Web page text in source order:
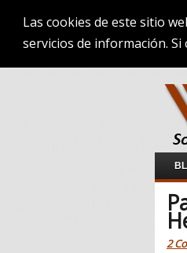
Las cookies de este sitio
servicios de información.
2